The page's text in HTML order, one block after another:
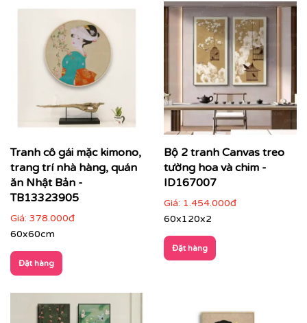
Tranh cô gái mặc kimono,
trang trí nhà hàng, quán
ăn Nhật Bản -
TB13323905
Giá: 378.000đ
60x60cm
Đặt hàng
Bộ 2 tranh Canvas treo
tường hoa và chim -
ID167007
Giá: 1.454.000đ
60x120x2
Đặt hàng